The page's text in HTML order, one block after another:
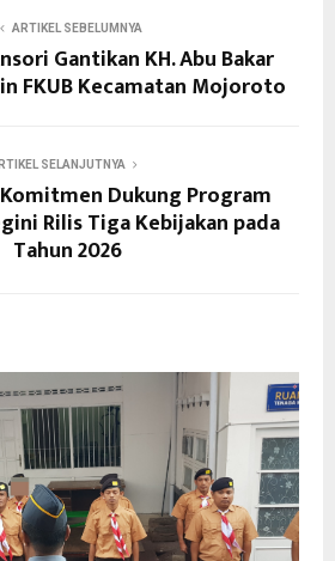
ARTIKEL SEBELUMNYA
Gantikan KH. Abu Bakar
FKUB Kecamatan Mojoroto
SELANJUTNYA
Komitmen Dukung Program
Rilis Tiga Kebijakan pada
Tahun 2026